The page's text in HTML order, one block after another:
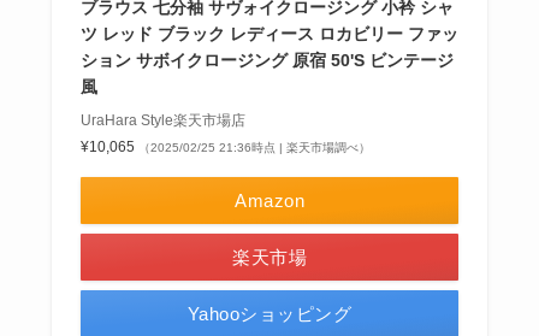
ブラウス 七分袖 サヴォイクロージング 小衿 シャ
ツ レッド ブラック レディース ロカビリー ファッ
ション サボイクロージング 原宿 50'S ビンテージ
風
UraHara Style楽天市場店
¥10,065
（2025/02/25 21:36時点 | 楽天市場調べ）
Amazon
楽天市場
Yahooショッピング